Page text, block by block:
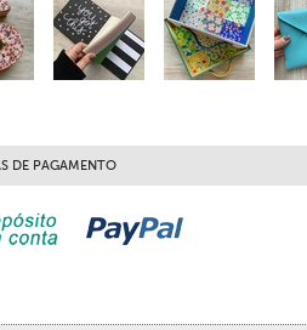
DE PAGAMENTO